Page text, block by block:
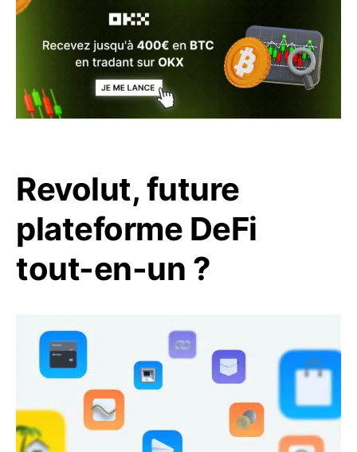
Revolut, future
plateforme DeFi
tout-en-un ?